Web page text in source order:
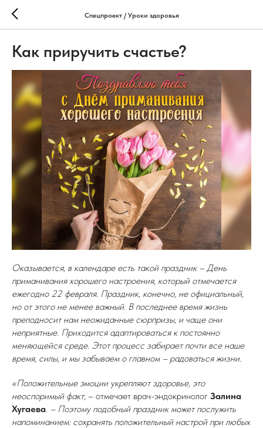
Спецпроект / Уроки здоровья
Как приручить счастье?
Оказывается, в календаре есть такой праздник – День
приманивания хорошего настроения, который отмечается
ежегодно 22 февраля. Праздник, конечно, не официальный,
но от этого не менее важный. В последнее время жизнь
преподносит нам неожиданные сюрпризы, и чаще они
неприятные. Приходится адаптироваться к постоянно
меняющейся среде. Этот процесс забирает почти все наше
время, силы, и мы забываем о главном – радоваться жизни.
«Положительные эмоции укрепляют здоровье, это
неоспоримый факт, – отмечает врач-эндокринолог Залина
Хугаева. – Поэтому подобный праздник может послужить
напоминанием: сохранять положительный настрой при любых